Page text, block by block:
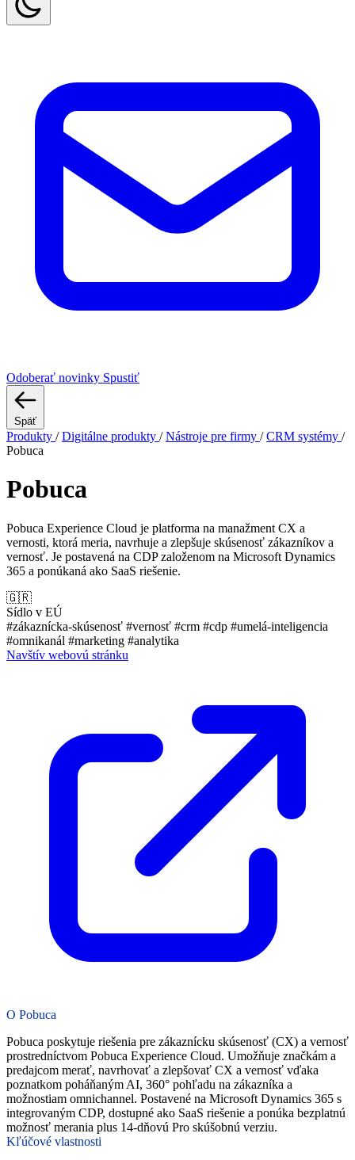
Odoberať novinky Spustiť
Späť
Produkty / Digitálne produkty / Nástroje pre firmy / CRM systémy /
Pobuca
Pobuca
Pobuca Experience Cloud je platforma na manažment CX a
vernosti, ktorá meria, navrhuje a zlepšuje skúsenosť zákazníkov a
vernosť. Je postavená na CDP založenom na Microsoft Dynamics
365 a ponúkaná ako SaaS riešenie.
🇬🇷
Sídlo v EÚ
#zákaznícka-skúsenosť #vernosť #crm #cdp #umelá-inteligencia
#omnikanál #marketing #analytika
Navštív webovú stránku
O Pobuca
Pobuca poskytuje riešenia pre zákaznícku skúsenosť (CX) a vernosť
prostredníctvom Pobuca Experience Cloud. Umožňuje značkám a
predajcom merať, navrhovať a zlepšovať CX a vernosť vďaka
poznatkom poháňaným AI, 360° pohľadu na zákazníka a
možnostiam omnichannel. Postavené na Microsoft Dynamics 365 s
integrovaným CDP, dostupné ako SaaS riešenie a ponúka bezplatnú
možnosť merania plus 14-dňovú Pro skúšobnú verziu.
Kľúčové vlastnosti